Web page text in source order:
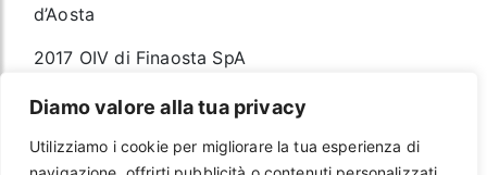
Diamo valore alla tua privacy
Utilizziamo i cookie per migliorare la tua esperienza di
d’Aosta
2017 OIV di Finaosta SpA
2013 Membro del Consiglio di Amministrazione
2007-2012 Partecipazione all’Associazione per la